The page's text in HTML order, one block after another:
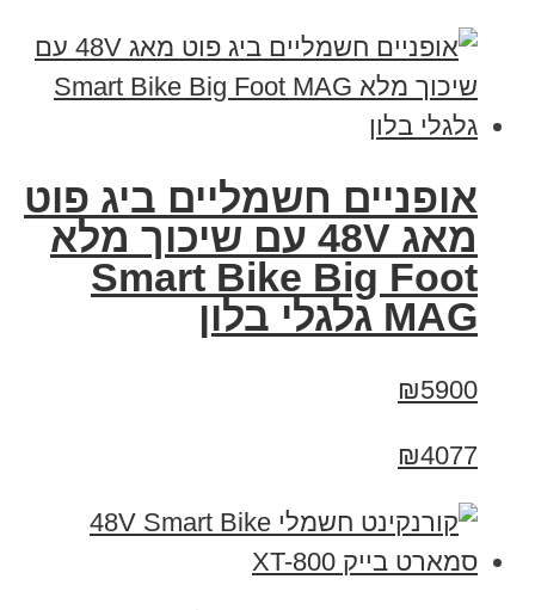
אופניים חשמליים ביג פוט
מאג 48V עם שיכוך מלא
Smart Bike Big Foot
MAG גלגלי בלון
₪5900
₪4077